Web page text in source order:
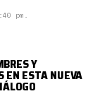
pm.
Y
EN ESTA NUEVA